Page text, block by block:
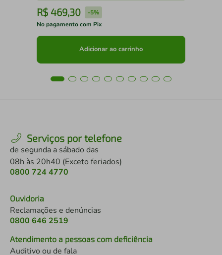
R$ 469,30 -5%
No pagamento com Pix
Adicionar ao carrinho
Serviços por telefone
de segunda a sábado das
08h às 20h40 (Exceto feriados)
0800 724 4770
Ouvidoria
Reclamações e denúncias
0800 646 2519
Atendimento a pessoas com deficiência
Auditivo ou de fala